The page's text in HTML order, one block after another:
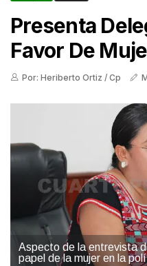
Presenta
Favor De
Por: Heriberto Ortiz / Cp
Aspecto de la entrevista
papel de la mujer en la